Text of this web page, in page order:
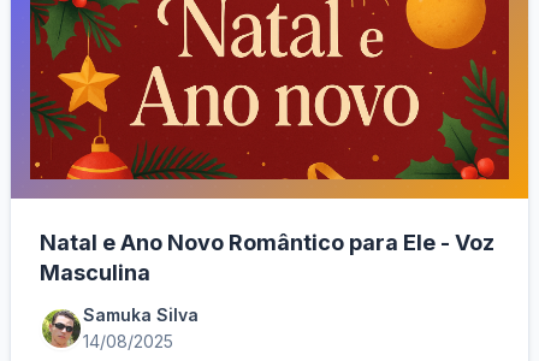
Natal e Ano Novo Romântico para Ele - Voz
Masculina
Samuka Silva
14/08/2025